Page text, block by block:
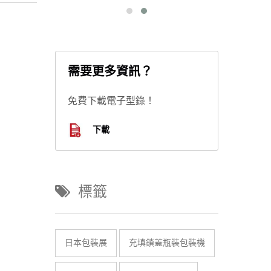
需要更多資訊？
免費下載電子型錄！
下載
標籤
日本包裝展 充填鎖蓋瓶裝包裝機